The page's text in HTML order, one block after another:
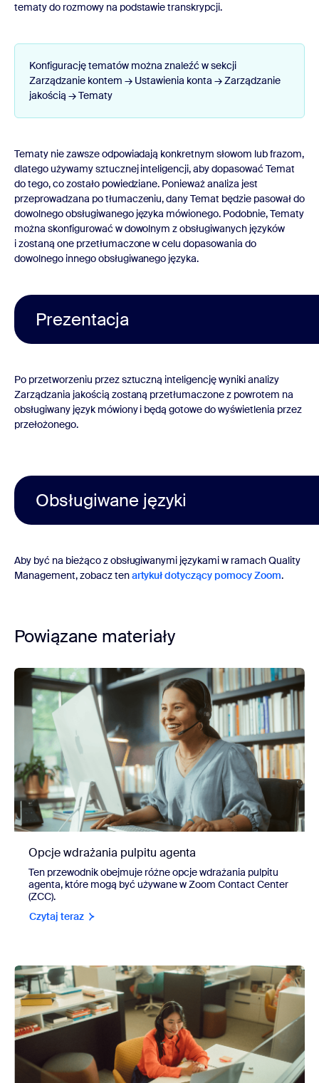
tematy do rozmowy na podstawie transkrypcji.
Konfigurację tematów można znaleźć w sekcji
Zarządzanie kontem → Ustawienia konta → Zarządzanie
jakością → Tematy
Tematy nie zawsze odpowiadają konkretnym słowom lub frazom,
dlatego używamy sztucznej inteligencji, aby dopasować Temat
do tego, co zostało powiedziane. Ponieważ analiza jest
przeprowadzana po tłumaczeniu, dany Temat będzie pasował do
dowolnego obsługiwanego języka mówionego. Podobnie, Tematy
można skonfigurować w dowolnym z obsługiwanych języków
i zostaną one przetłumaczone w celu dopasowania do
dowolnego innego obsługiwanego języka.
Prezentacja
Po przetworzeniu przez sztuczną inteligencję wyniki analizy
Zarządzania jakością zostaną przetłumaczone z powrotem na
obsługiwany język mówiony i będą gotowe do wyświetlenia przez
przełożonego.
Obsługiwane języki
Aby być na bieżąco z obsługiwanymi językami w ramach Quality
Management, zobacz tenartykuł dotyczący pomocy Zoom.
Powiązane materiały
Opcje wdrażania pulpitu agenta
Ten przewodnik obejmuje różne opcje wdrażania pulpitu
agenta, które mogą być używane w Zoom Contact Center
(ZCC).
Czytaj teraz